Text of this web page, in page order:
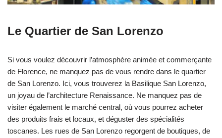
Le Quartier de San Lorenzo
Si vous voulez découvrir l’atmosphère animée et commerçante
de Florence, ne manquez pas de vous rendre dans le quartier
de San Lorenzo. Ici, vous trouverez la Basilique San Lorenzo,
un joyau de l’architecture Renaissance. Ne manquez pas de
visiter également le marché central, où vous pourrez acheter
des produits frais et locaux, et déguster des spécialités
toscanes. Les rues de San Lorenzo regorgent de boutiques, de